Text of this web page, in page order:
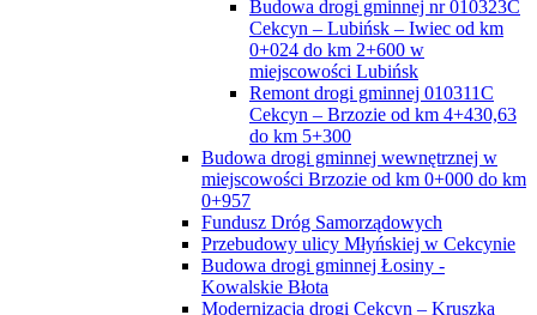
Budowa drogi gminnej nr 010323C
Cekcyn – Lubińsk – Iwiec od km
0+024 do km 2+600 w
miejscowości Lubińsk
Remont drogi gminnej 010311C
Cekcyn – Brzozie od km 4+430,63
do km 5+300
Budowa drogi gminnej wewnętrznej w
miejscowości Brzozie od km 0+000 do km
0+957
Fundusz Dróg Samorządowych
Przebudowy ulicy Młyńskiej w Cekcynie
Budowa drogi gminnej Łosiny -
Kowalskie Błota
Modernizacja drogi Cekcyn – Kruszka